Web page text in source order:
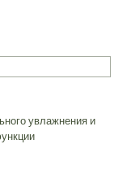
увлажнения и